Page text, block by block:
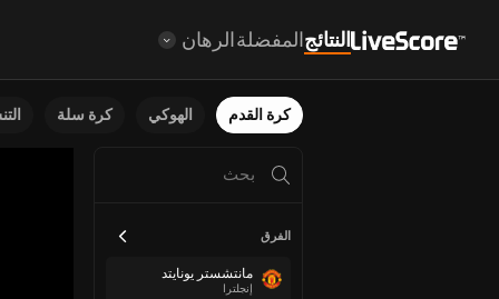
النتائجالمفضلةالرهان
كرة القدم الهوكي كرة سلة
الفرق
مانتشستر يونايتد
إنجلترا